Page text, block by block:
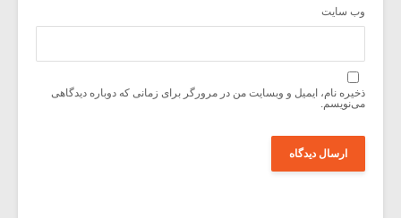
وب‌ سایت
ذخیره نام، ایمیل و وبسایت من در مرورگر برای زمانی که دوباره دیدگاهی
می‌نویسم.